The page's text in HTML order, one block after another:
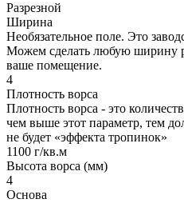
Разрезной
Ширина
Необязательное поле. Это
Можем сделать любую ширину
ваше помещение.
4
Плотность ворса
Плотность ворса - это
чем выше этот параметр, тем
не будет «эффекта тропинок»
1100 г/кв.м
Высота ворса (мм)
4
Основа